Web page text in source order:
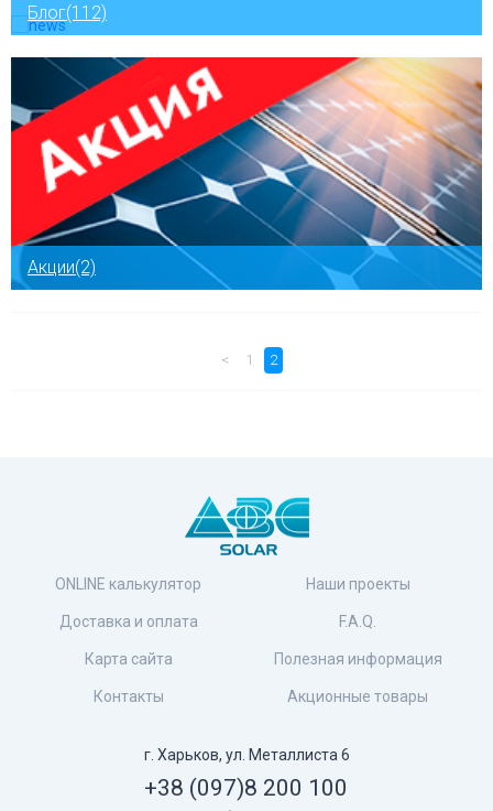
Блог(112)
Акции(2)
< 1 2
ONLINE калькулятор
Доставка и оплата
Карта сайта
Контакты
Наши проекты
F.A.Q.
Полезная информация
Акционные товары
г. Харьков, ул. Металлиста 6
+38 (097)8 200 100